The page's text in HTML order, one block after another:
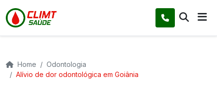
Home
Odontologia
Alívio de dor odontológica em Goiânia